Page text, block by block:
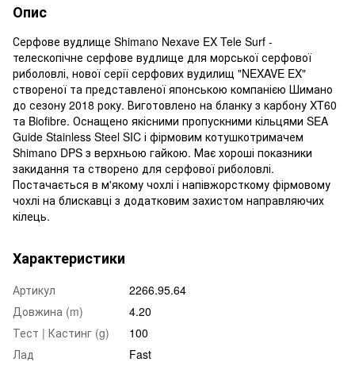
Опис
Серфове вудлище Shimano Nexave EX Tele Surf -
телескопічне серфове вудлище для морської серфової
риболовлі, нової серії серфових вудилищ "NEXAVE EX"
створеної та представленої японською компанією Шимано
до сезону 2018 року. Виготовлено на бланку з карбону XT60
та Biofibre. Оснащено якісними пропускними кільцями SEA
Guide Stainless Steel SIC і фірмовим котушкотримачем
Shimano DPS з верхньою гайкою. Має хороші показники
закидання та створено для серфової риболовлі.
Постачається в м'якому чохлі і напівжорсткому фірмовому
чохлі на блискавці з додатковим захистом направляючих
кілець.
Характеристики
Артикул
2266.95.64
Довжина (m)
4.20
Тест | Кастинг (g)
100
Лад
Fast